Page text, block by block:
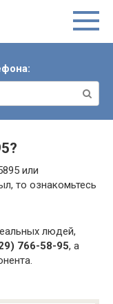
?
или
то ознакомьтесь
людей,
766-58-95, а